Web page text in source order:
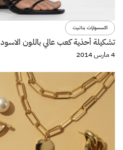
اكسسوارات بنانيت
تشكيلة أحذية كعب عالي باللون الاسود
4 مارس 2014